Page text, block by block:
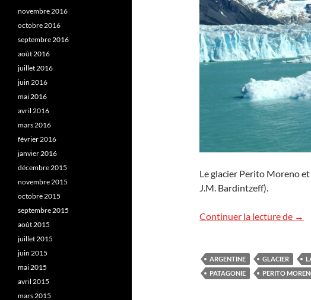
Le glacier Perito Moreno
J.M. Bardintzeff).
Continuer la lecture de Le
→
ARGENTINE GLACIER
PATAGONIE
PERITO
novembre 2016
octobre 2016
septembre 2016
août 2016
juillet 2016
juin 2016
mai 2016
avril 2016
mars 2016
février 2016
janvier 2016
décembre 2015
novembre 2015
octobre 2015
septembre 2015
août 2015
juillet 2015
juin 2015
mai 2015
avril 2015
mars 2015